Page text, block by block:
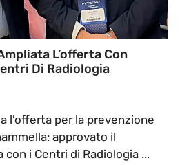
L’offerta Con
Di Radiologia
l’offerta per la prevenzione
approvato il
con i Centri di Radiologia ...